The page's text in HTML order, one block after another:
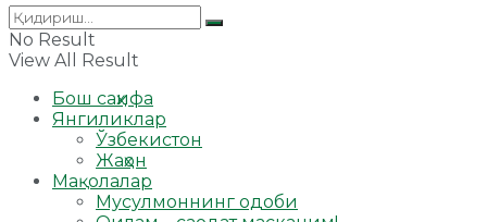
No Result
View All Result
Бош саҳифа
Янгиликлар
Ўзбекистон
Жаҳон
Мақолалар
Мусулмоннинг одоби